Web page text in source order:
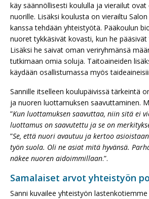
käy säännöllisesti koululla ja vierailut ovat
nuorille. Lisäksi koulusta on vierailtu
kanssa tehdään yhteistyötä. Pääkoulun
nuoret tykkäsivät kovasti, kun he
Lisäksi he saivat oman veriryhmänsä
tutkimaan omia soluja. Taitoaineiden
käydään osallistumassa myös
Sannille itselleen koulupäivissä tärkeintä
ja nuoren luottamuksen saavuttaminen.
”Kun luottamuksen saavuttaa, niin sitä ei
luottamus on saavutettu ja se on
”Se, että nuori avautuu ja kertoo
työn suola. Oli ne asiat mitä hyvänsä.
näkee nuoren aidoimmillaan.”.
Samalaiset arvot yhteistyön
Sanni kuvailee yhteistyön